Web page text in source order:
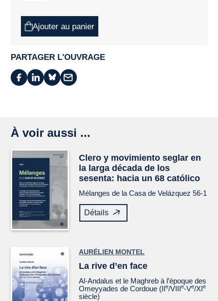
Ajouter au panier
PARTAGER L'OUVRAGE
À voir aussi ...
Clero y movimiento seglar en
la larga década de los
sesenta: hacia un 68 católico
Mélanges de la Casa de Velázquez 56-1
Détails
AURÉLIEN MONTEL
La rive d’en face
Al-Andalus et le Maghreb à l’époque des
Omeyyades de Cordoue (IIe/VIIIe-Ve/XIe
siècle)